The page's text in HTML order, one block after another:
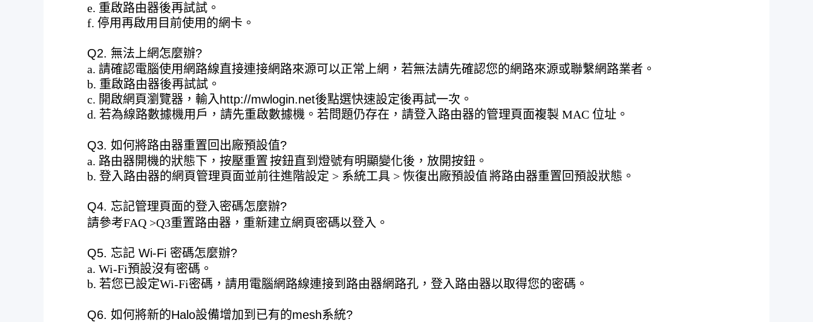
e. 重啟路由器後再試試。
f. 停用再啟用目前使用的網卡。
Q2. 無法上網怎麼辦?
a. 請確認電腦使用網路線直接連接網路來源可以正常上網，若無法請先確認您的網路來源或聯繫網路業者。
b. 重啟路由器後再試試。
c. 開啟網頁瀏覽器，輸入 http://mwlogin.net後點選快速設定後再試一次。
d. 若為線路數據機用戶，請先重啟數據機。若問題仍存在，請登入路由器的管理頁面複製 MAC 位址。
Q3. 如何將路由器重置回出廠預設值?
a. 路由器開機的狀態下，按壓重置按鈕直到燈號有明顯變化後，放開按鈕。
b. 登入路由器的網頁管理頁面並前往進階設定 > 系統工具 > 恢復出廠預設值將路由器重置回預設狀態。
Q4. 忘記管理頁面的登入密碼怎麼辦?
請參考FAQ >Q3重置路由器，重新建立網頁密碼以登入。
Q5. 忘記 Wi-Fi 密碼怎麼辦?
a. Wi-Fi預設沒有密碼。
b. 若您已設定Wi-Fi密碼，請用電腦網路線連接到路由器網路孔，登入路由器以取得您的密碼。
Q6. 如何將新的Halo設備增加到已有的mesh系統?